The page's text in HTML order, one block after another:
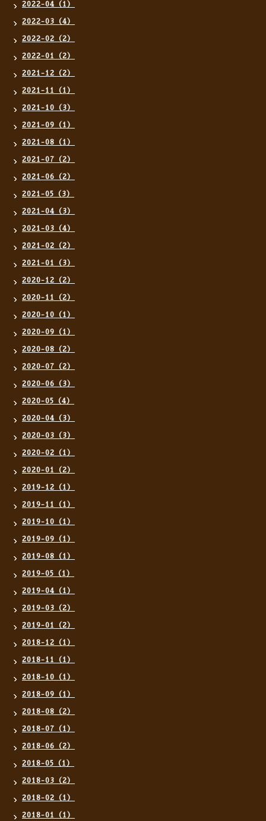
2022-04（1）
2022-03（4）
2022-02（2）
2022-01（2）
2021-12（2）
2021-11（1）
2021-10（3）
2021-09（1）
2021-08（1）
2021-07（2）
2021-06（2）
2021-05（3）
2021-04（3）
2021-03（4）
2021-02（2）
2021-01（3）
2020-12（2）
2020-11（2）
2020-10（1）
2020-09（1）
2020-08（2）
2020-07（2）
2020-06（3）
2020-05（4）
2020-04（3）
2020-03（3）
2020-02（1）
2020-01（2）
2019-12（1）
2019-11（1）
2019-10（1）
2019-09（1）
2019-08（1）
2019-05（1）
2019-04（1）
2019-03（2）
2019-01（2）
2018-12（1）
2018-11（1）
2018-10（1）
2018-09（1）
2018-08（2）
2018-07（1）
2018-06（2）
2018-05（1）
2018-03（2）
2018-02（1）
2018-01（1）